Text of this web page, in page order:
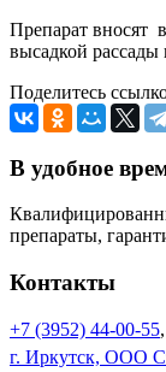
Препарат вносят
высадкой
Поделитесь
В удобное
препараты,
Контакты
+7 (3952) 44-00-55,
г. Иркутск, ООО